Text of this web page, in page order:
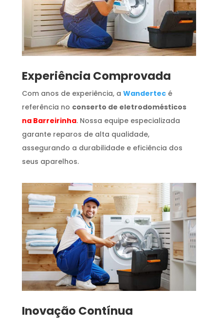
​Experiência Comprovada
Com anos de experiência, a Wandertecé
referência no conserto de eletrodomésticos
na Barreirinha. Nossa equipe especializada
garante reparos de alta qualidade,
assegurando a durabilidade e eficiência dos
seus aparelhos.
Inovação Contínua